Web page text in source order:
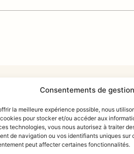
Consentements de gestion
la meilleure expérience possible, nous
pour stocker et/ou accéder aux
technologies, vous nous autorisez à traiter
de navigation ou vos identifiants uniques sur
peut affecter certaines fonctionnalités.